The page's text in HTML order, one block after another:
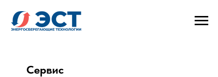
Сервис